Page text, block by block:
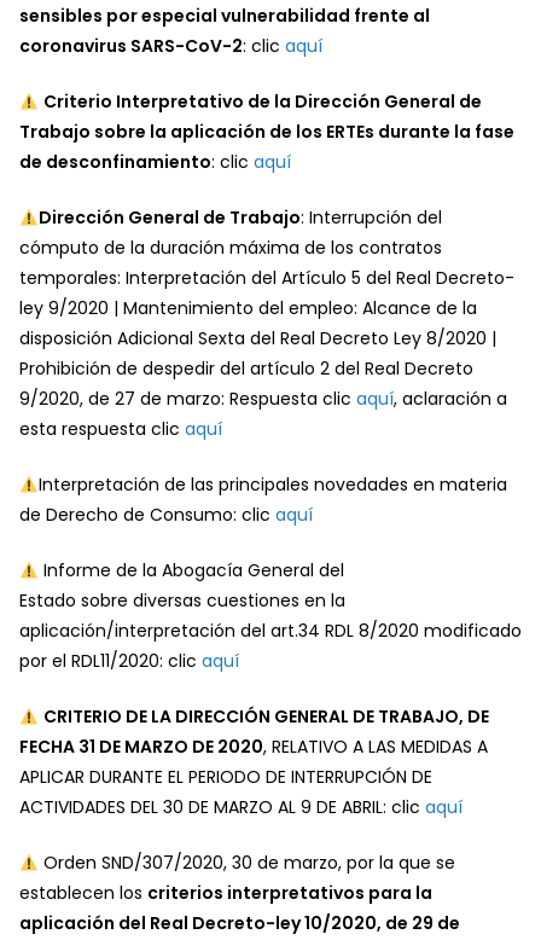
sensibles por especial vulnerabilidad frente al
coronavirus SARS-CoV-2: clic aquí
Criterio Interpretativo de la Dirección General de
Trabajo sobre la aplicación de los ERTEs durante la fase
de desconfinamiento: clic aquí
Dirección General de Trabajo: Interrupción del
cómputo de la duración máxima de los contratos
temporales: Interpretación del Artículo 5 del Real Decreto-
ley 9/2020 | Mantenimiento del empleo: Alcance de la
disposición Adicional Sexta del Real Decreto Ley 8/2020 |
Prohibición de despedir del artículo 2 del Real Decreto
9/2020, de 27 de marzo: Respuesta clic aquí, aclaración a
esta respuesta clic aquí
Interpretación de las principales novedades en materia
de Derecho de Consumo: clic aquí
Informe de la Abogacía General del
Estado sobre diversas cuestiones en la
aplicación/interpretación del art.34 RDL 8/2020 modificado
por el RDL11/2020: clic aquí
CRITERIO DE LA DIRECCIÓN GENERAL DE TRABAJO, DE
FECHA 31 DE MARZO DE 2020, RELATIVO A LAS MEDIDAS A
APLICAR DURANTE EL PERIODO DE INTERRUPCIÓN DE
ACTIVIDADES DEL 30 DE MARZO AL 9 DE ABRIL: clic aquí
Orden SND/307/2020, 30 de marzo, por la que se
establecen los criterios interpretativos para la
aplicación del Real Decreto-ley 10/2020, de 29 de